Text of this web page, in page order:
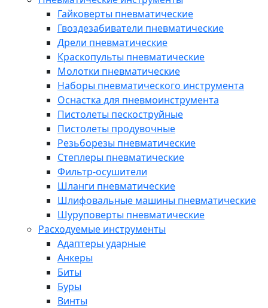
Гайковерты пневматические
Гвоздезабиватели пневматические
Дрели пневматические
Краскопульты пневматические
Молотки пневматические
Наборы пневматического инструмента
Оснастка для пневмоинструмента
Пистолеты пескоструйные
Пистолеты продувочные
Резьборезы пневматические
Степлеры пневматические
Фильтр-осушители
Шланги пневматические
Шлифовальные машины пневматические
Шуруповерты пневматические
Расходуемые инструменты
Адаптеры ударные
Анкеры
Биты
Буры
Винты